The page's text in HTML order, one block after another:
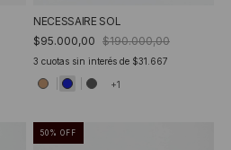
NECESSAIRE SOL
$95.000,00 $190.000,00
3 cuotas sin interés de $31.667
+1
50 % OFF